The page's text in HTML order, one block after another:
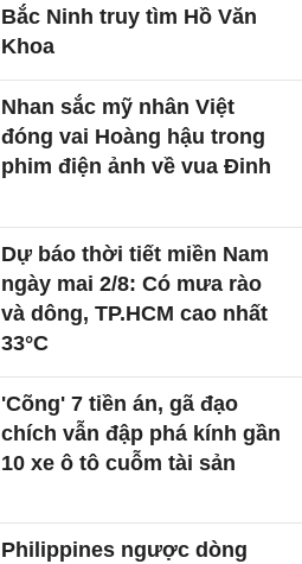
Bắc Ninh truy tìm Hồ Văn
Khoa
Nhan sắc mỹ nhân Việt
đóng vai Hoàng hậu trong
phim điện ảnh về vua Đinh
Dự báo thời tiết miền Nam
ngày mai 2/8: Có mưa rào
và dông, TP.HCM cao nhất
33°C
'Cõng' 7 tiền án, gã đạo
chích vẫn đập phá kính gần
10 xe ô tô cuỗm tài sản
Philippines ngược dòng